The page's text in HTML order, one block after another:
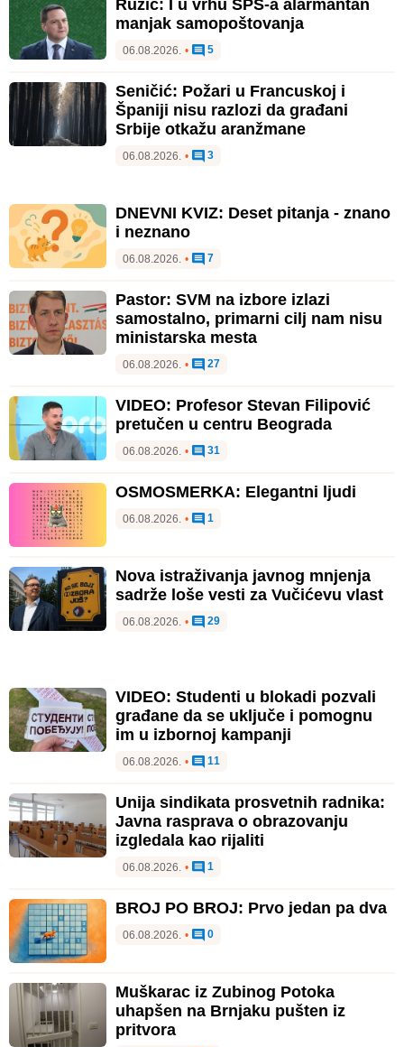
Ružić: I u vrhu SPS-a alarmantan
manjak samopoštovanja
06.08.2026. • 5
Seničić: Požari u Francuskoj i
Španiji nisu razlozi da građani
Srbije otkažu aranžmane
06.08.2026. • 3
DNEVNI KVIZ: Deset pitanja - znano
i neznano
06.08.2026. • 7
Pastor: SVM na izbore izlazi
samostalno, primarni cilj nam nisu
ministarska mesta
06.08.2026. • 27
VIDEO: Profesor Stevan Filipović
pretučen u centru Beograda
06.08.2026. • 31
OSMOSMERKA: Elegantni ljudi
06.08.2026. • 1
Nova istraživanja javnog mnjenja
sadrže loše vesti za Vučićevu vlast
06.08.2026. • 29
VIDEO: Studenti u blokadi pozvali
građane da se uključe i pomognu
im u izbornoj kampanji
06.08.2026. • 11
Unija sindikata prosvetnih radnika:
Javna rasprava o obrazovanju
izgledala kao rijaliti
06.08.2026. • 1
BROJ PO BROJ: Prvo jedan pa dva
06.08.2026. • 0
Muškarac iz Zubinog Potoka
uhapšen na Brnjaku pušten iz
pritvora